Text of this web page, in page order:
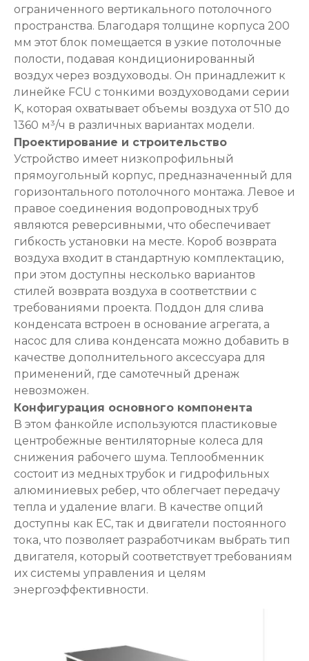
ограниченного вертикального потолочного
пространства. Благодаря толщине корпуса 200
мм этот блок помещается в узкие потолочные
полости, подавая кондиционированный
воздух через воздуховоды. Он принадлежит к
линейке FCU с тонкими воздуховодами серии
K, которая охватывает объемы воздуха от 510 до
1360 м³/ч в различных вариантах модели.
Проектирование и строительство
Устройство имеет низкопрофильный
прямоугольный корпус, предназначенный для
горизонтального потолочного монтажа. Левое и
правое соединения водопроводных труб
являются реверсивными, что обеспечивает
гибкость установки на месте. Короб возврата
воздуха входит в стандартную комплектацию,
при этом доступны несколько вариантов
стилей возврата воздуха в соответствии с
требованиями проекта. Поддон для слива
конденсата встроен в основание агрегата, а
насос для слива конденсата можно добавить в
качестве дополнительного аксессуара для
применений, где самотечный дренаж
невозможен.
Конфигурация основного компонента
В этом фанкойле используются пластиковые
центробежные вентиляторные колеса для
снижения рабочего шума. Теплообменник
состоит из медных трубок и гидрофильных
алюминиевых ребер, что облегчает передачу
тепла и удаление влаги. В качестве опций
доступны как ЕС, так и двигатели постоянного
тока, что позволяет разработчикам выбрать тип
двигателя, который соответствует требованиям
их системы управления и целям
энергоэффективности.